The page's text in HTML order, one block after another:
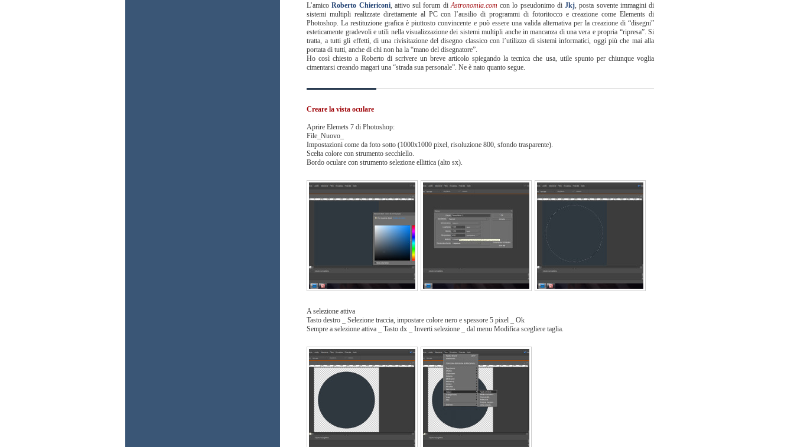
L’amicoRoberto Chiericoni, attivo sul forum diAstronomia.com con lo pseudonimo diJkj, posta sovente immagini di
sistemi multipli realizzate direttamente al PC con l’ausilio di programmi di fotoritocco e creazione come Elements di
Photoshop. La restituzione grafica è piuttosto convincente e può essere una valida alternativa per la creazione di “disegni”
esteticamente gradevoli e utili nella visualizzazione dei sistemi multipli anche in mancanza di una vera e propria “ripresa”. Si
tratta, a tutti gli effetti, di una rivisitazione del disegno classico con l’utilizzo di sistemi informatici, oggi più che mai alla
portata di tutti, anche di chi non ha la “mano del disegnatore”.
Ho così chiesto a Roberto di scrivere un breve articolo spiegando la tecnica che usa, utile spunto per chiunque voglia
cimentarsi creando magari una “strada sua personale”. Ne è nato quanto segue.
Creare la vista oculare
Aprire Elemets 7 di Photoshop:
File_Nuovo_
Impostazioni come da foto sotto (1000x1000 pixel, risoluzione 800, sfondo trasparente).
Scelta colore con strumento secchiello.
Bordo oculare con strumento selezione ellittica (alto sx).
A selezione attiva
Tasto destro _ Selezione traccia, impostare colore nero e spessore 5 pixel _ Ok
Sempre a selezione attiva _ Tasto dx _ Inverti selezione _ dal menu Modifica scegliere taglia.